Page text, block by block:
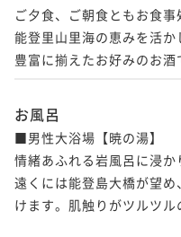
ご夕食、ご朝食ともお食事
能登里山里海の恵みを活か
豊富に揃えたお好みのお酒
お風呂
■男性大浴場【暁の湯】
情緒あふれる岩風呂に浸か
遠くには能登島大橋が望
けます。肌触りがツルツル